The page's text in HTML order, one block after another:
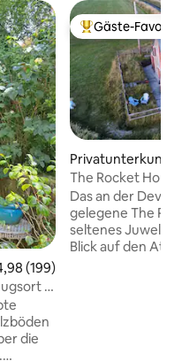
Bewertung:
(199)
in
die
Beliebter Gäste-
Gäste-Favorit
Privatunterkunft
The Rocket House
Meerblick
Das an der
gelegene The
seltenes Juwel –
Blick auf den